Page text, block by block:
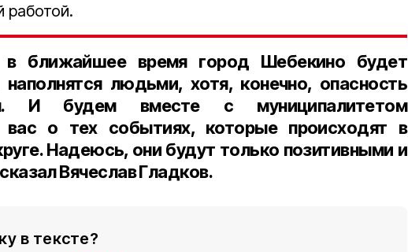
работой.
в ближайшее время город Шебекино будет
людьми, хотя, конечно, опасность
И будем вместе с муниципалитетом
вас о тех событиях, которые происходят в
Надеюсь, они будут только позитивными и
Вячеслав Гладков.
в тексте?